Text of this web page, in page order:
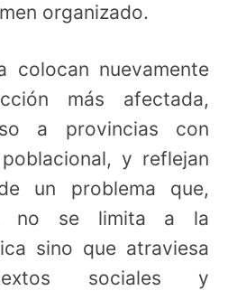
organizado.
colocan nuevamente
más afectada,
a provincias con
y reflejan
un problema que,
no se limita a la
sino que atraviesa
sociales y